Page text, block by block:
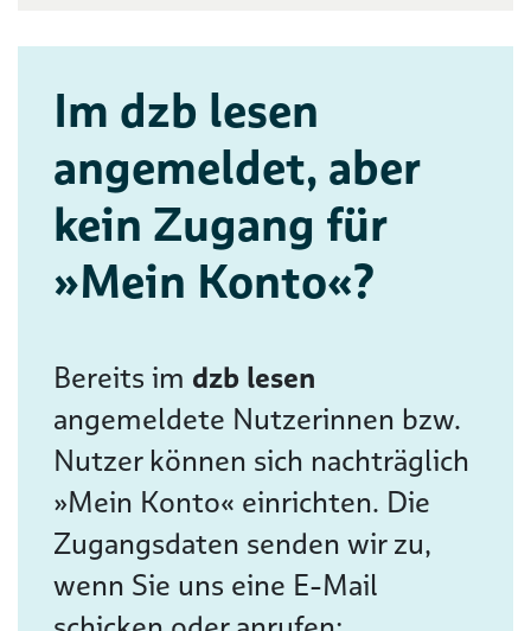
Im dzb lesen
angemeldet, aber
kein Zugang für
»Mein Konto«?
Bereits im dzb lesen
angemeldete Nutzerinnen bzw.
Nutzer können sich nachträglich
»Mein Konto« einrichten. Die
Zugangsdaten senden wir zu,
wenn Sie uns eine E-Mail